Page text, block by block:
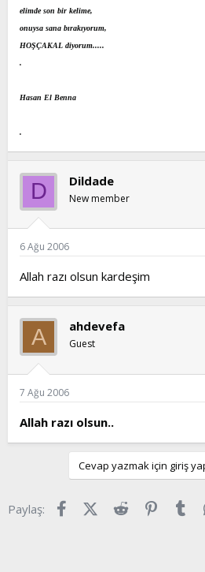
elimde son bir kelime,
onuysa sana bırakıyorum,
HOŞÇAKAL diyorum.....
.
Hasan El Benna
.
D Dildade
New member
6 Ağu 2006
Allah razı olsun kardeşim
A ahdevefa
Guest
7 Ağu 2006
Allah razı olsun..
Cevap yazmak için giriş
Paylaş: FacebookX (Twitter)
Reddit